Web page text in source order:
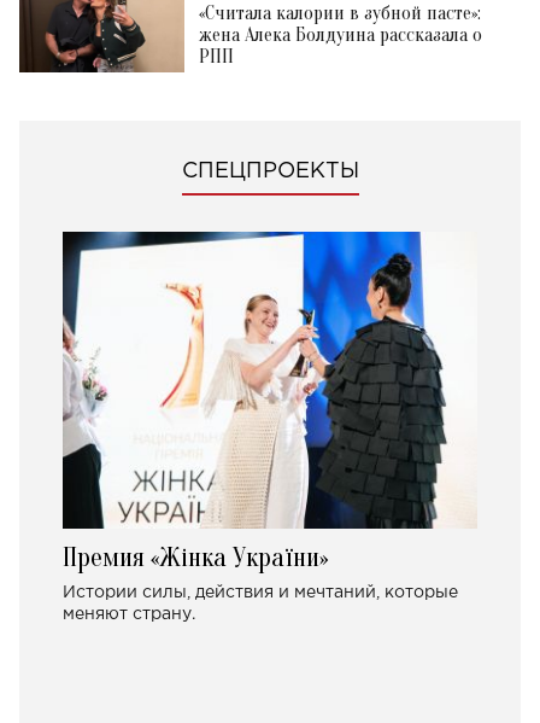
«Считала калории в зубной пасте»:
жена Алека Болдуина рассказала о
РПП
СПЕЦПРОЕКТЫ
Премия «Жінка України»
Истории силы, действия и мечтаний, которые
меняют страну.